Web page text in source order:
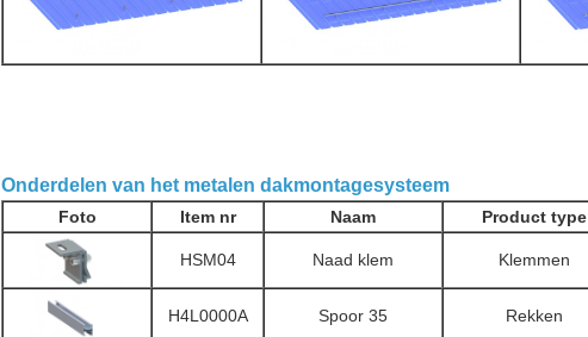
Onderdelen van het metalen dakmontagesysteem
Foto Item nr Naam Product type
HSM04 Naad klem Klemmen
H4L0000A Spoor 35 Rekken